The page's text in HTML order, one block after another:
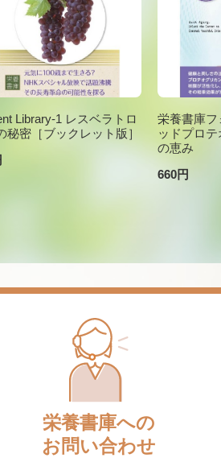
Library-1 レスベラトロ
秘密［ブックレット版］
栄養書庫フ
ッドプロ
の恵み
660円
栄養書庫への
お問い合わせ